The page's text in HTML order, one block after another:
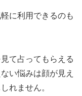
に利用できるのも
て占ってもらえる
い悩みは顔が見え
れません。